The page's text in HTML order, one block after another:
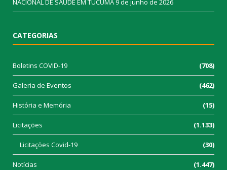
NACIONAL DE SAÚDE EM TUCUMÃ9 de junho de 2026
CATEGORIAS
Boletins COVID-19 (708)
Galeria de Eventos (462)
História e Memória (15)
Licitações (1.133)
Licitações Covid-19 (30)
Notícias (1.447)